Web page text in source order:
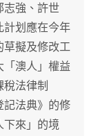
志強、許世
計划應在今年
草擬及修改工
「澳人」權益
法律制
記法典》的修
下來」的境